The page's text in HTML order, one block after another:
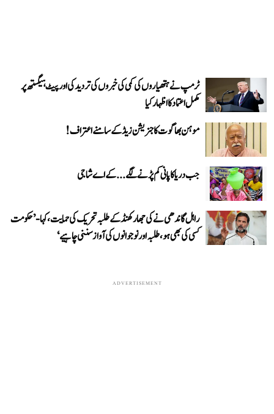
ٹرمپ نے ہتھیاروں کی کمی کی خبروں کی تردید کی اور پیٹ ہیگستھ پر
مکمل اعتماد کا اظہار کیا
موہن بھاگوت کا جنریشن زیڈ کے سامنے اعتراف!
جب دریا کا پانی کم پڑنے لگے...کے اے شاجی
راہل گاندھی نے کی جھارکھنڈ کے طلبہ تحریک کی حمایت، کہا- ’حکومت
کسی کی بھی ہو، طلبہ اور نوجوانوں کی آواز سننی چاہیے‘
ADVERTISEMENT